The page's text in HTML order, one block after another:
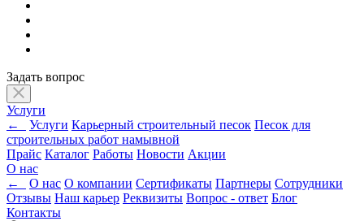
Задать вопрос
Услуги
←
Услуги Карьерный строительный песок Песок для
строительных работ намывной
Прайс Каталог Работы Новости Акции
О нас
←
О нас О компании Сертификаты Партнеры Сотрудники
Отзывы Наш карьер Реквизиты Вопрос - ответ Блог
Контакты